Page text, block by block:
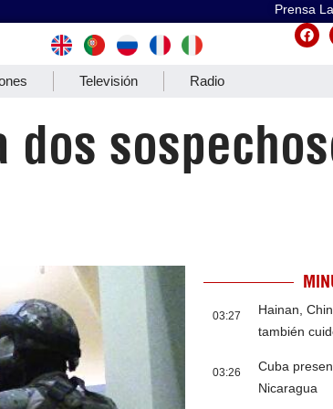
Prensa
Televisión Radio
03:27
Hainan,
también
03:26
Cuba
Nicaragua